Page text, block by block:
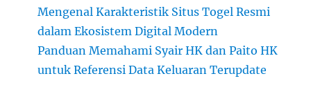
Mengenal Karakteristik Situs Togel Resmi
dalam Ekosistem Digital Modern
Panduan Memahami Syair HK dan Paito HK
untuk Referensi Data Keluaran Terupdate